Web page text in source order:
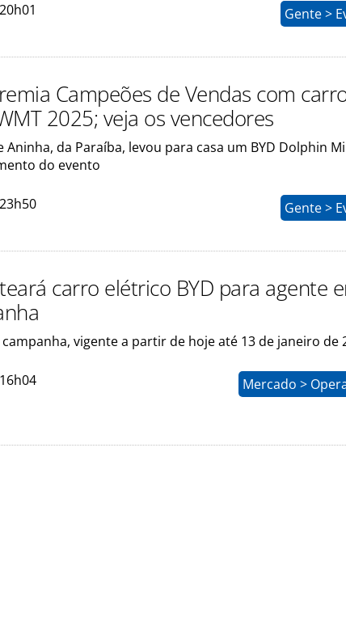
Gente >
Campeões de Vendas com
2025; veja os vencedores
Aninha, da Paraíba, levou para casa um BYD Dolphin
do evento
Gente >
carro elétrico BYD para agente
vigente a partir de hoje até 13 de janeiro de
Mercado >